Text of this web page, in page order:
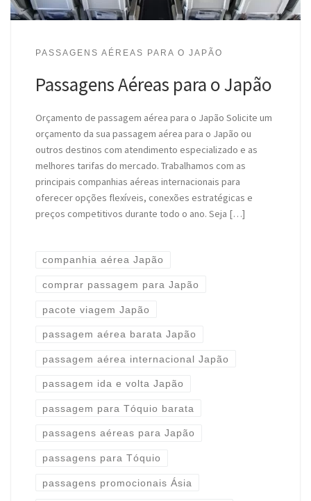
PASSAGENS AÉREAS PARA O JAPÃO
Passagens Aéreas para o Japão
Orçamento de passagem aérea para o Japão Solicite um
orçamento da sua passagem aérea para o Japão ou
outros destinos com atendimento especializado e as
melhores tarifas do mercado. Trabalhamos com as
principais companhias aéreas internacionais para
oferecer opções flexíveis, conexões estratégicas e
preços competitivos durante todo o ano. Seja […]
companhia aérea Japão
comprar passagem para Japão
pacote viagem Japão
passagem aérea barata Japão
passagem aérea internacional Japão
passagem ida e volta Japão
passagem para Tóquio barata
passagens aéreas para Japão
passagens para Tóquio
passagens promocionais Ásia